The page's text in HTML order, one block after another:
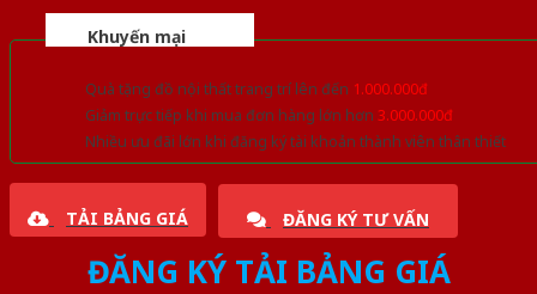
Khuyến mại
Quà tặng đồ nội thất trang trí lên đến 1.000.000đ
Giảm trực tiếp khi mua đơn hàng lớn hơn 3.000.000đ
Nhiều ưu đãi lớn khi đăng ký tài khoản thành viên thân thiết
TẢI BẢNG GIÁ ĐĂNG KÝ TƯ VẤN
ĐĂNG KÝ TẢI BẢNG GIÁ